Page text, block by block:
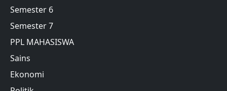
Semester 6
Semester 7
PPL MAHASISWA
Sains
Ekonomi